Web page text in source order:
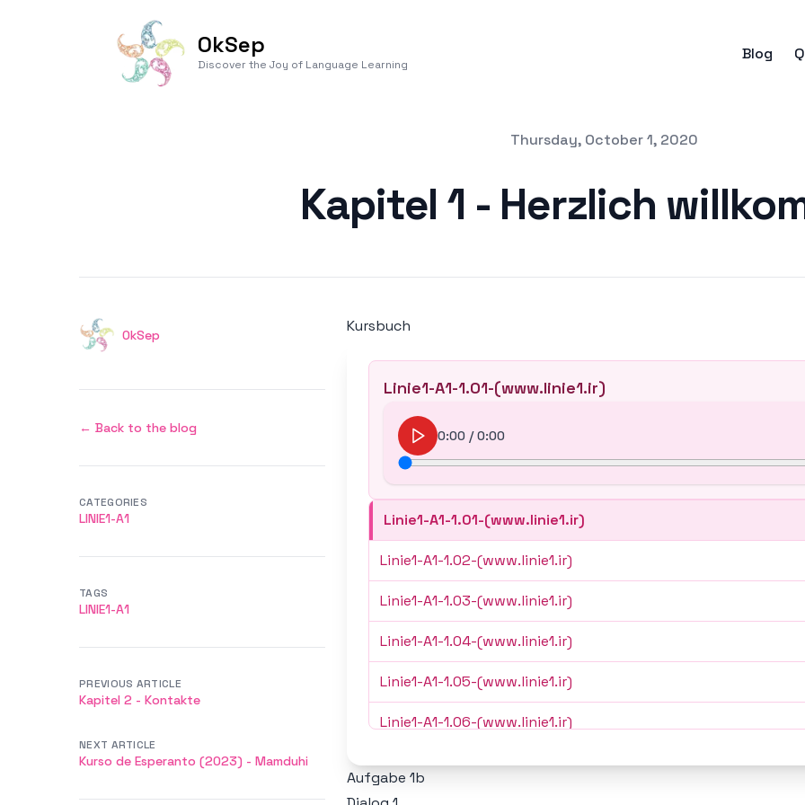
OkSep
Discover the Joy of Language Learning
Blog
Thursday, October 1, 2020
Kapitel 1 - Herzlich
AuthorsOkSep Kursbuch
Linie1-A1-1.01-(www.linie1.ir)
0:00 /0:00
Linie1-A1-1.01-(www.linie1.ir)
Linie1-A1-1.02-(www.linie1.ir)
Linie1-A1-1.03-(www.linie1.ir)
Linie1-A1-1.04-(www.linie1.ir)
Linie1-A1-1.05-(www.linie1.ir)
Linie1-A1-1.06-(www.linie1.ir)
Linie1-A1-1.07-(www.linie1.ir)
Aufgabe 1b
← Back to the blog
CATEGORIES
LINIE1-A1
TAGS
LINIE1-A1
PREVIOUS ARTICLE
Kapitel 2 - Kontakte
NEXT ARTICLE
Kurso de Esperanto (2023) - Mamduhi